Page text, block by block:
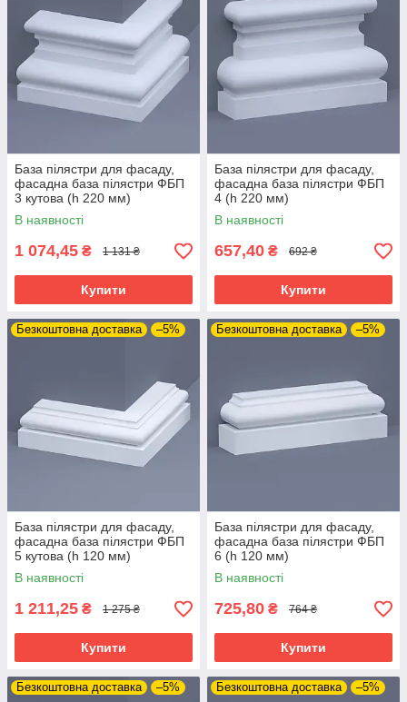
База пілястри для фасаду,
фасадна база пілястри ФБП
3 кутова (h 220 мм)
В наявності
1 074,45 ₴ 1 131 ₴
Купити
База пілястри для фасаду,
фасадна база пілястри ФБП
4 (h 220 мм)
В наявності
657,40 ₴ 692 ₴
Купити
Безкоштовна доставка –5%
База пілястри для фасаду,
фасадна база пілястри ФБП
5 кутова (h 120 мм)
В наявності
1 211,25 ₴ 1 275 ₴
Купити
Безкоштовна доставка –5%
База пілястри для фасаду,
фасадна база пілястри ФБП
6 (h 120 мм)
В наявності
725,80 ₴ 764 ₴
Купити
Безкоштовна доставка –5% Безкоштовна доставка –5%